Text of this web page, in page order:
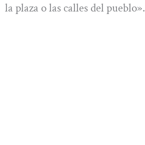
la plaza o las calles del pueblo».